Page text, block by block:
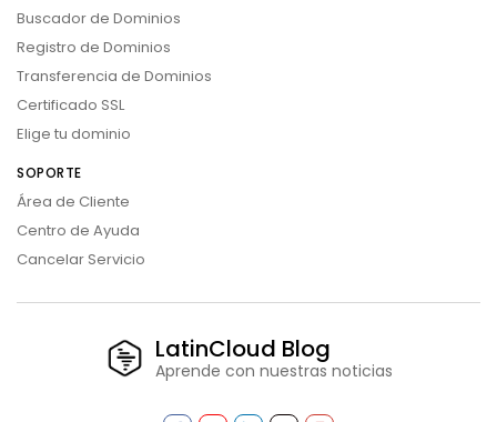
LatinCloud Blog
Aprende con nuestras noticias
Buscador de Dominios
Registro de Dominios
Transferencia de Dominios
Certificado SSL
Elige tu dominio
SOPORTE
Área de Cliente
Centro de Ayuda
Cancelar Servicio